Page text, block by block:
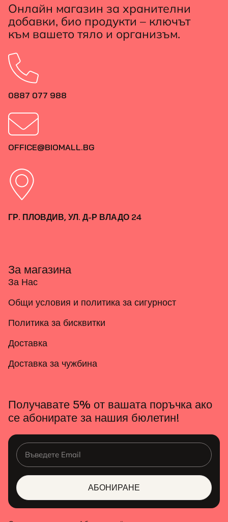
Онлайн магазин за хранителни
добавки, био продукти – ключът
към вашето тяло и организъм.
0887 077 988
OFFICE@BIOMALL.BG
ГР. ПЛОВДИВ, УЛ. Д-Р ВЛАДО 24
За магазина
За Нас
Общи условия и политика за сигурност
Политика за бисквитки
Доставка
Доставка за чужбина
Получавате 5% от вашата поръчка ако
се абонирате за нашия бюлетин!
АБОНИРАНЕ
ALTERNATIVE: